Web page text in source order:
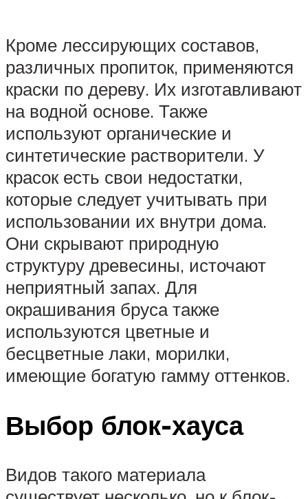
Кроме лессирующих составов,
различных пропиток, применяются
краски по дереву. Их изготавливают
на водной основе. Также
используют органические и
синтетические растворители. У
красок есть свои недостатки,
которые следует учитывать при
использовании их внутри дома.
Они скрывают природную
структуру древесины, источают
неприятный запах. Для
окрашивания бруса также
используются цветные и
бесцветные лаки, морилки,
имеющие богатую гамму оттенков.
Выбор блок-хауса
Видов такого материала